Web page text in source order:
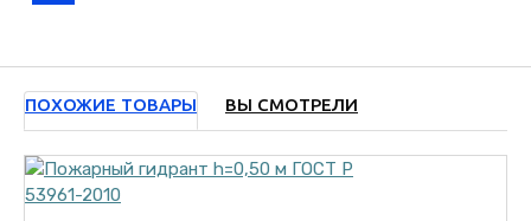
ПОХОЖИЕ ТОВАРЫ ВЫ СМОТРЕЛИ